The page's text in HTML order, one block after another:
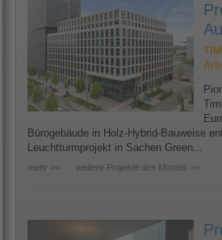
Bürogebäude in Holz-Hybrid-Bauweise
Leuchtturmprojekt in Sachen Green...
mehr >> weitere Projekte des Monats >>